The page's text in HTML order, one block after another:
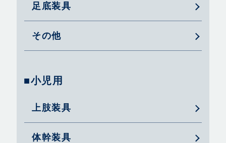
足底装具
その他
■小児用
上肢装具
体幹装具